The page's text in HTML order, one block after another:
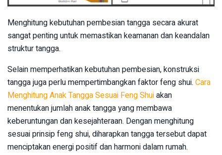
Menghitung kebutuhan pembesian tangga secara akurat
sangat penting untuk memastikan keamanan dan keandalan
struktur tangga.
Selain memperhatikan kebutuhan pembesian, konstruksi
tangga juga perlu mempertimbangkan faktor feng shui. Cara
Menghitung Anak Tangga Sesuai Feng Shuiakan
menentukan jumlah anak tangga yang membawa
keberuntungan dan kesejahteraan. Dengan menghitung
sesuai prinsip feng shui, diharapkan tangga tersebut dapat
menciptakan energi positif dan harmoni dalam rumah.